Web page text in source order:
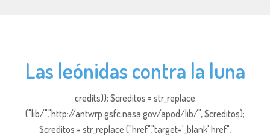
Las leónidas contra la luna
credits)); $creditos = str_replace
("lib/","http://antwrp.gsfc.nasa.gov/apod/lib/", $creditos);
$creditos = str_replace ("href","target='_blank' href",